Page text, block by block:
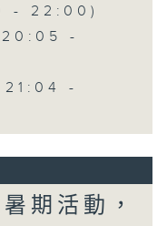
- 22:00)
20:05 -
21:04 -
期活動，